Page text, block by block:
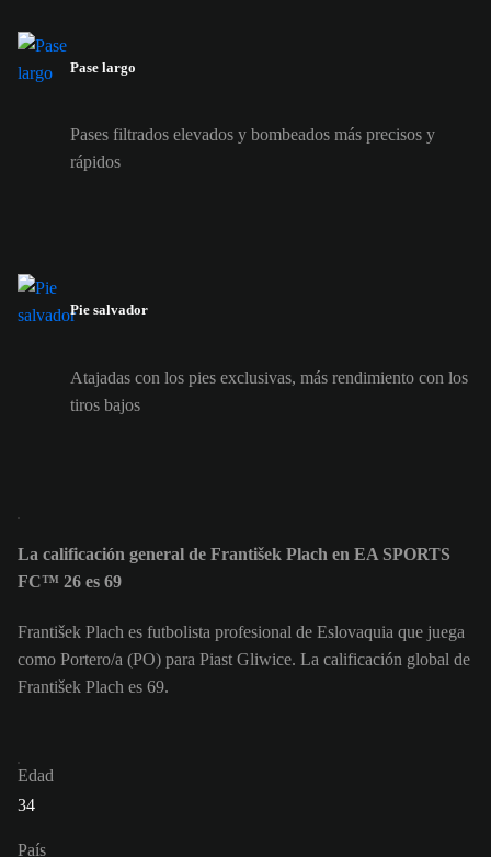
Pase largo
Pases filtrados elevados y bombeados más precisos y
rápidos
Pie salvador
Atajadas con los pies exclusivas, más rendimiento con los
tiros bajos
La calificación general de František Plach en EA SPORTS
FC™ 26 es 69
František Plach es futbolista profesional de Eslovaquia que juega
como Portero/a (PO) para Piast Gliwice. La calificación global de
František Plach es 69.
Edad
34
País